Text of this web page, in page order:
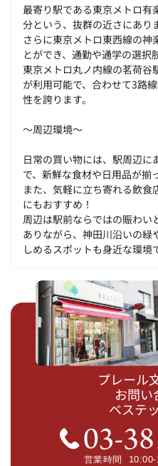
最寄り駅である東京メトロ有
分という、抜群の近さにあり
さらに東京メトロ東西線の神
とができ、通勤や通学の選択
東京メトロ丸ノ内線の茗荷
が利用可能で、合わせて3路
性を誇ります。
～周辺環境～
日常の買い物には、駅周辺
で、新鮮な食材や日用品が揃
また、気軽に立ち寄れる飲
にもおすすめ！
周辺は駅前ならではの賑わい
ありながら、神田川沿いの
しめるスポットも身近な環境
プレール
お問い
ベステ